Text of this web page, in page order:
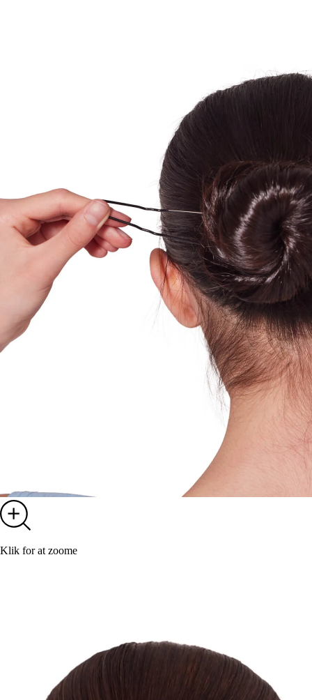
Klik for at zoome